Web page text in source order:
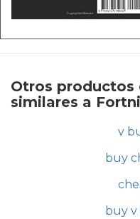
Otros productos
similares a
v
buy
buy v